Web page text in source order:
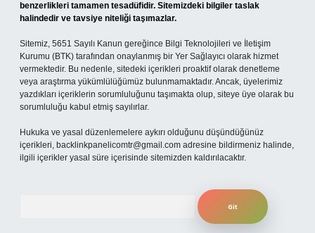
benzerlikleri tamamen tesadüfidir. Sitemizdeki bilgiler taslak
halindedir ve tavsiye niteliği taşımazlar.
Sitemiz, 5651 Sayılı Kanun gereğince Bilgi Teknolojileri ve İletişim
Kurumu (BTK) tarafından onaylanmış bir Yer Sağlayıcı olarak hizmet
vermektedir. Bu nedenle, sitedeki içerikleri proaktif olarak denetleme
veya araştırma yükümlülüğümüz bulunmamaktadır. Ancak, üyelerimiz
yazdıkları içeriklerin sorumluluğunu taşımakta olup, siteye üye olarak bu
sorumluluğu kabul etmiş sayılırlar.
Hukuka ve yasal düzenlemelere aykırı olduğunu düşündüğünüz
içerikleri, backlinkpanelicomtr@gmail.com adresine bildirmeniz halinde,
ilgili içerikler yasal süre içerisinde sitemizden kaldırılacaktır.